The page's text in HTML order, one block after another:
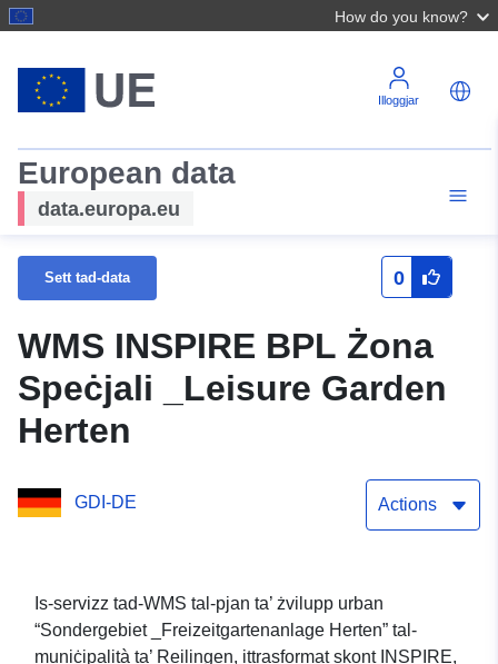
How do you know?
Illoggjar
European data
data.europa.eu
Sett tad-data 0
WMS INSPIRE BPL Żona
Speċjali _Leisure Garden
Herten
GDI-DE Actions
Is-servizz tad-WMS tal-pjan ta’ żvilupp urban
“Sondergebiet _Freizeitgartenanlage Herten” tal-
muniċipalità ta’ Reilingen, ittrasformat skont INSPIRE,